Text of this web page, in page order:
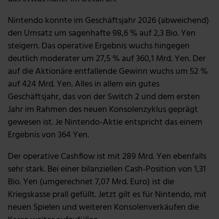
Nintendo konnte im Geschäftsjahr 2026 (abweichend)
den Umsatz um sagenhafte 98,6 % auf 2,3 Bio. Yen
steigern. Das operative Ergebnis wuchs hingegen
deutlich moderater um 27,5 % auf 360,1 Mrd. Yen. Der
auf die Aktionäre entfallende Gewinn wuchs um 52 %
auf 424 Mrd. Yen. Alles in allem ein gutes
Geschäftsjahr, das von der Switch 2 und dem ersten
Jahr im Rahmen des neuen Konsolenzyklus geprägt
gewesen ist. Je Nintendo-Aktie entspricht das einem
Ergebnis von 364 Yen.
Der operative Cashflow ist mit 289 Mrd. Yen ebenfalls
sehr stark. Bei einer bilanziellen Cash-Position von 1,31
Bio. Yen (umgerechnet 7,07 Mrd. Euro) ist die
Kriegskasse prall gefüllt. Jetzt gilt es für Nintendo, mit
neuen Spielen und weiteren Konsolenverkäufen die